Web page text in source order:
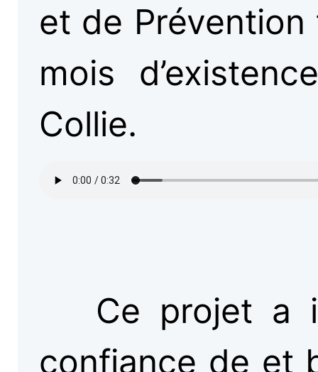
et de
mois
Collie.
Ce projet a
confiance de et